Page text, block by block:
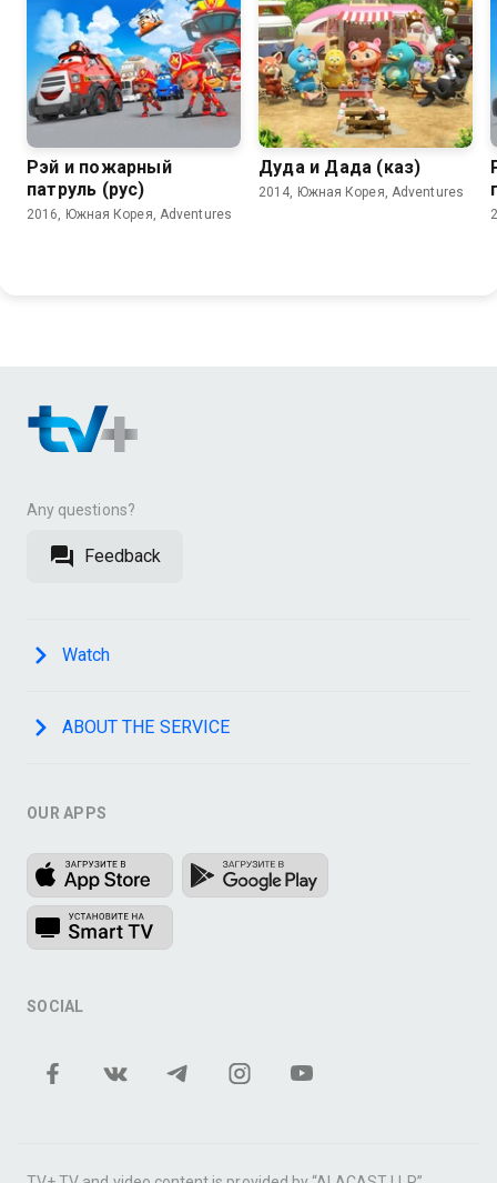
Рэй и пожарный
патруль (рус)
2016, Южная Корея, Adventures
Дуда и Дада (каз)
2014, Южная Корея, Adventures
Any questions?
Feedback
Watch
ABOUT THE SERVICE
OUR APPS
SOCIAL